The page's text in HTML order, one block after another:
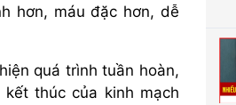
hơn, máu đặc hơn, dễ
quá trình tuần hoàn,
thúc của kinh mạch